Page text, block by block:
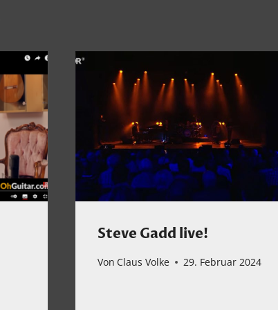
Steve Gadd live!
Von Claus Volke 29. Februar 2024